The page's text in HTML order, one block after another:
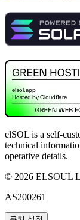
elSOL is a self-
technical
operative details.
© 2026 ELSOUL
AS200261